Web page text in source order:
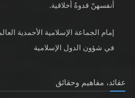
أنفسهنّ قدوةً أخلاقية.
إمام الجماعة الإسلامية الأحمدية
في شؤون الدول الإسلامية
عقائد، مفاهيم وحقائق